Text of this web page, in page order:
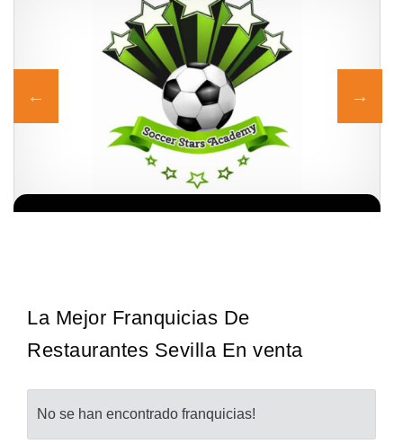
La Mejor Franquicias De
Restaurantes Sevilla En venta
No se han encontrado franquicias!